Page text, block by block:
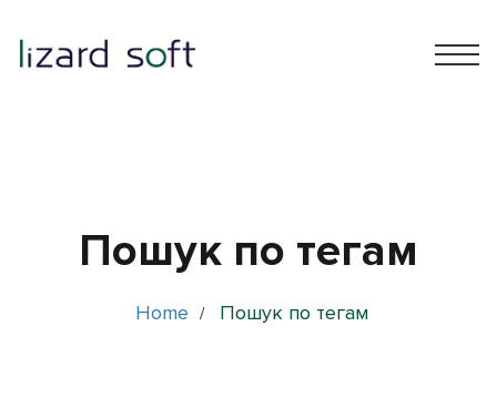
Пошук по тегам
Home / Пошук по тегам